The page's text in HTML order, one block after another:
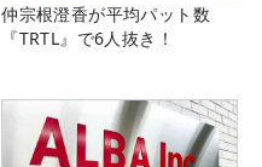
仲宗根澄香が平均パット数
『TRTL』で6人抜き！